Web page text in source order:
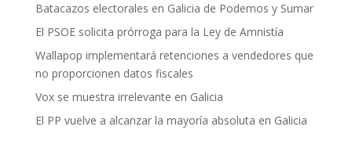
Batacazos electorales en Galicia de Podemos y Sumar
El PSOE solicita prórroga para la Ley de Amnistía
Wallapop implementará retenciones a vendedores que
no proporcionen datos fiscales
Vox se muestra irrelevante en Galicia
El PP vuelve a alcanzar la mayoría absoluta en Galicia